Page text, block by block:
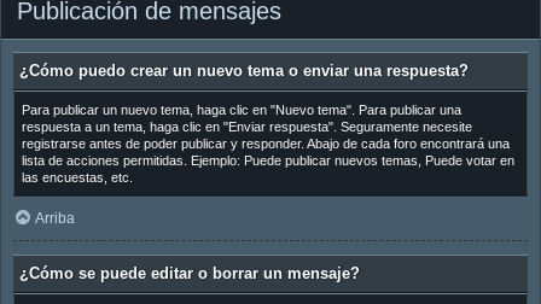
Publicación de mensajes
¿Cómo puedo crear un nuevo tema o enviar una respuesta?
Para publicar un nuevo tema, haga clic en "Nuevo tema". Para publicar una
respuesta a un tema, haga clic en "Enviar respuesta". Seguramente necesite
registrarse antes de poder publicar y responder. Abajo de cada foro encontrará una
lista de acciones permitidas. Ejemplo: Puede publicar nuevos temas, Puede votar en
las encuestas, etc.
Arriba
¿Cómo se puede editar o borrar un mensaje?